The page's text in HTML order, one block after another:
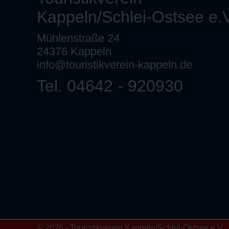
Kappeln/Schlei-Ostsee
Mühlenstraße 24
24376 Kappeln
info@touristikverein-kappeln.de
Tel. 04642 - 920930